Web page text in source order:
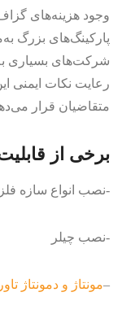
وجود هزینه‌های
پارکینگ‌های بزرگ
شرکت‌های بسیاری
رعایت نکات ایمنی
متقاضیان قرار
برخی از قابلیت
-نصب انواع سازه
-نصب چیلر
–مونتاژ و دمونتاژ